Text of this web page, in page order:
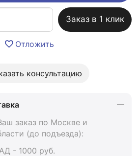
Заказ в 1 клик
Отложить
консультацию
заказ по Москве и
(до подъезда):
- 1000 руб.